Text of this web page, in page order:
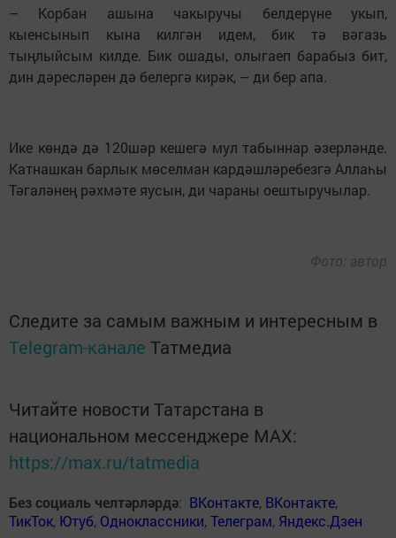
– Корбан ашына чакыручы белдерүне укып,
кыенсынып кына килгән идем, бик тә вәгазь
тыңлыйсым килде. Бик ошады, олыгаеп барабыз бит,
дин дәресләрен дә белергә кирәк, – ди бер апа.
Ике көндә дә 120шәр кешегә мул табыннар әзерләнде.
Катнашкан барлык мөселман кардәшләребезгә Аллаһы
Тәгаләнең рәхмәте яусын, ди чараны оештыручылар.
Фото: автор
Следите за самым важным и интересным в
Telegram-канале Татмедиа
Читайте новости Татарстана в
национальном мессенджере MАХ:
https://max.ru/tatmedia
Без социаль челтәрләрдә: ВКонтакте, ВКонтакте,
ТикТок, Ютуб, Одноклассники,Телеграм, Яндекс.Дзен